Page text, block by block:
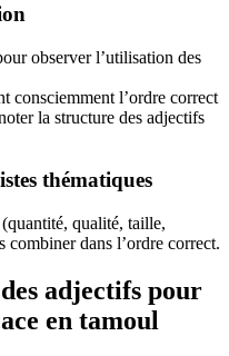
observer l’utilisation des
consciemment l’ordre correct
la structure des adjectifs
thématiques
qualité, taille,
combiner dans l’ordre correct.
adjectifs pour
en tamoul